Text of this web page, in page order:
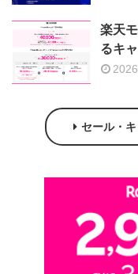
楽天
るキ
セール・